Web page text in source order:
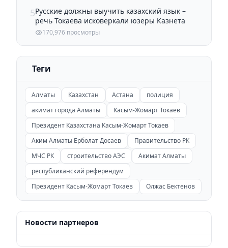
5Русские должны выучить казахский язык –
речь Токаева исковеркали юзеры Казнета
170,976 просмотры
Теги
Алматы Казахстан Астана
полиция
акимат города Алматы
Касым-Жомарт Токаев
Президент Казахстана Касым-Жомарт Токаев
Аким Алматы Ерболат Досаев
Правительство РК
МЧС РК
строительство АЭС
Акимат Алматы
республиканский референдум
Президент Касым-Жомарт Токаев
Олжас Бектенов
Новости партнеров